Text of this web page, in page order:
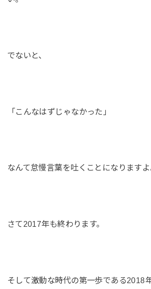
でないと、
「こんなはずじゃなかった」
なんて怠慢言葉を吐くことになりますよ
さて2017年も終わります。
そして激動な時代の第一歩である2018